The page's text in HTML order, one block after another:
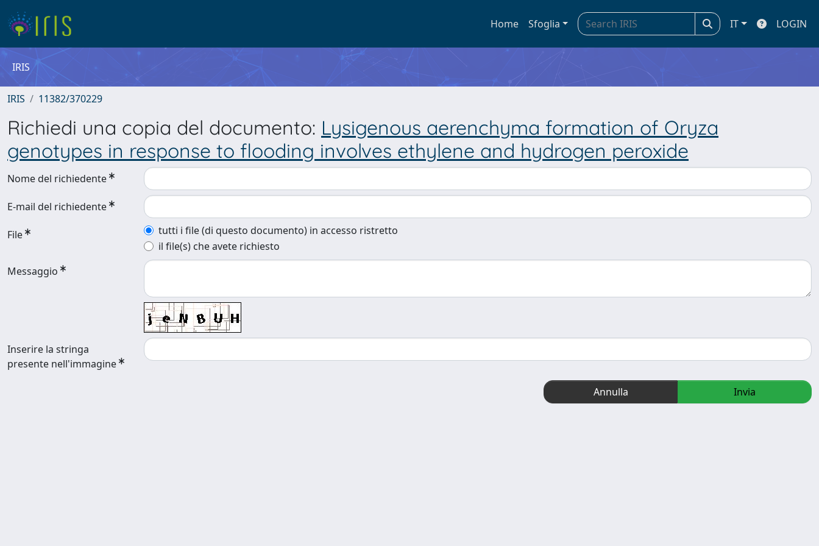
Home Sfoglia IT LOGIN
IRIS
IRIS 11382/370229
Richiedi una copia del documento: Lysigenous aerenchyma formation of Oryza
genotypes in response to flooding involves ethylene and hydrogen peroxide
Nome del richiedente
E-mail del richiedente
File
tutti i file (di questo documento) in accesso ristretto
il file(s) che avete richiesto
Messaggio
Inserire la stringa
presente nell'immagine
Annulla Invia